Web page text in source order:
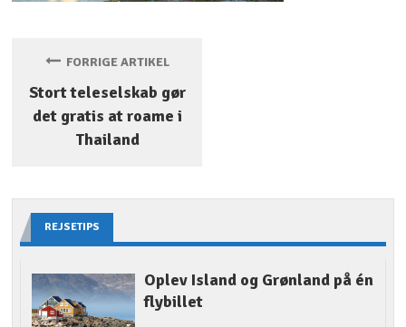
FORRIGE ARTIKEL
Stort teleselskab gør
det gratis at roame i
Thailand
REJSETIPS
Oplev Island og Grønland på én
flybillet